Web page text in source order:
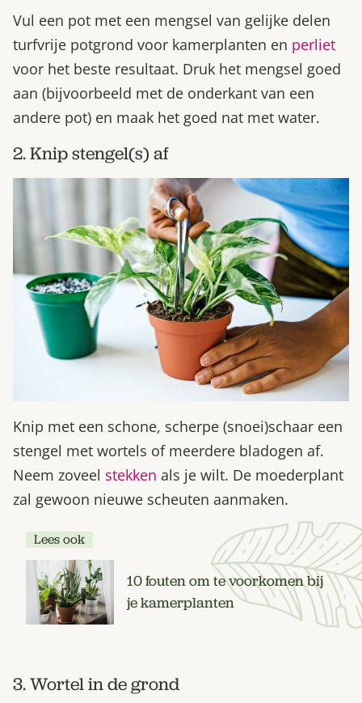
Vul een pot met een mengsel van gelijke delen
turfvrije potgrond voor kamerplanten en perliet
voor het beste resultaat. Druk het mengsel goed
aan (bijvoorbeeld met de onderkant van een
andere pot) en maak het goed nat met water.
2. Knip stengel(s) af
Knip met een schone, scherpe (snoei)schaar een
stengel met wortels of meerdere bladogen af.
Neem zoveel stekken als je wilt. De moederplant
zal gewoon nieuwe scheuten aanmaken.
Lees ook
10 fouten om te voorkomen bij
je kamerplanten
3. Wortel in de grond